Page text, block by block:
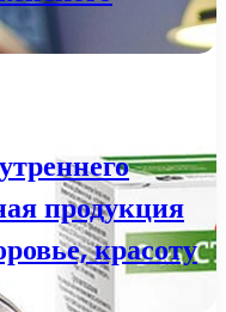
продукция
красоту